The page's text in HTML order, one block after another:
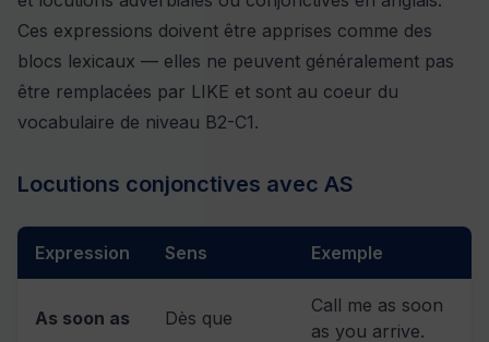
Ces expressions doivent être apprises comme des
blocs lexicaux — elles ne peuvent généralement pas
être remplacées par LIKE et sont au coeur du
vocabulaire de niveau B2-C1.
Locutions conjonctives avec AS
Expression Sens Exemple
As soon as Dès que
Call me as soon
as you arrive.